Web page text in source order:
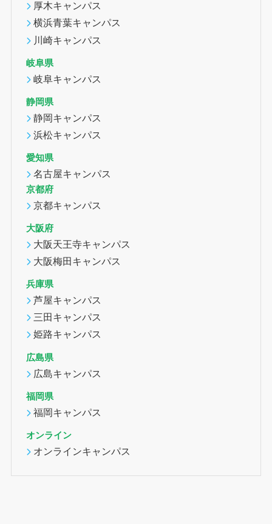
厚木キャンパス
横浜青葉キャンパス
川崎キャンパス
岐阜県
岐阜キャンパス
静岡県
静岡キャンパス
浜松キャンパス
愛知県
名古屋キャンパス
京都府
京都キャンパス
大阪府
大阪天王寺キャンパス
大阪梅田キャンパス
兵庫県
芦屋キャンパス
三田キャンパス
姫路キャンパス
広島県
広島キャンパス
福岡県
福岡キャンパス
オンライン
オンラインキャンパス